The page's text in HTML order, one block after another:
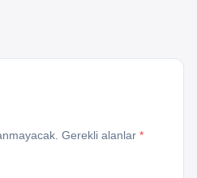
Gerekli alanlar *